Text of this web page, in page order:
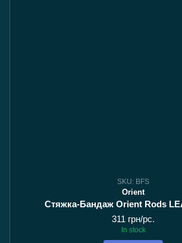
SKU: BFS
Orient
Стяжка-Бандаж Orient Rods
311 грн/pc.
In stock